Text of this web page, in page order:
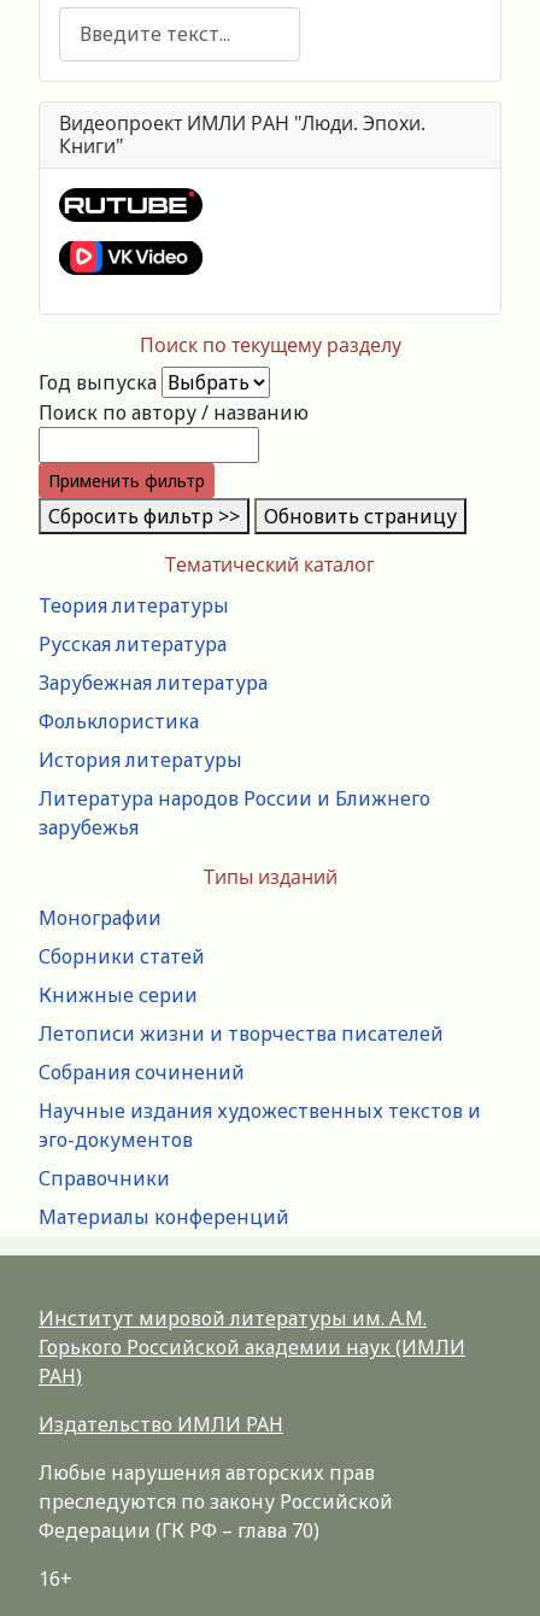
Тематический каталог
Теория литературы
Русская литература
Зарубежная литература
Фольклористика
История литературы
Литература народов России и Ближнего
зарубежья
Типы изданий
Монографии
Сборники статей
Книжные серии
Летописи жизни и творчества писателей
Собрания сочинений
Научные издания художественных текстов и
эго-документов
Справочники
Материалы конференций
Поиск
Видеопроект ИМЛИ РАН "Люди. Эпохи.
Книги"
Поиск по текущему разделу
Год выпуска
Поиск по автору / названию
Применить фильтр
Сбросить фильтр >> Обновить страницу
Институт мировой литературы им. А.М.
Горького Российской академии наук (ИМЛИ
РАН)
Издательство ИМЛИ РАН
Любые нарушения авторских прав
преследуются по закону Российской
Федерации (ГК РФ – глава 70)
16+